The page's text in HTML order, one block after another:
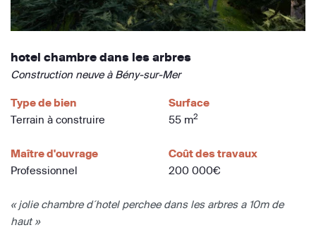
hotel chambre dans les arbres
Construction neuve à Bény-sur-Mer
Type de bien
Terrain à construire
Surface
55 m2
Maître d'ouvrage
Professionnel
Coût des travaux
200 000€
« jolie chambre d´hotel perchee dans les arbres a 10m de
haut »